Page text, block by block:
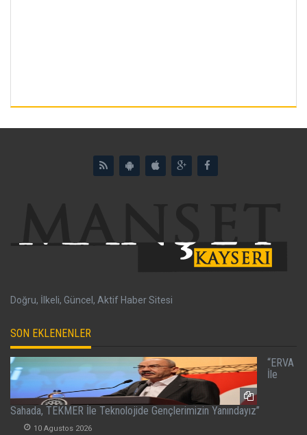
Doğru, İlkeli, Güncel, Aktif Haber Sitesi
SON EKLENENLER
“ERVA
İle
Sahada, TEKMER İle Teknolojide Gençlerimizin Yanındayız”
10 Agustos 2026